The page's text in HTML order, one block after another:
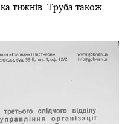
тижнів. Труба також